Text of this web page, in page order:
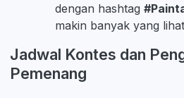
dengan hashtag
makin banyak yang
Jadwal Kontes dan
Pemenang